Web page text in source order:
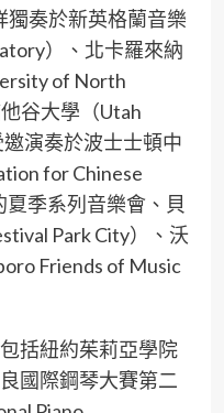
獨奏於新英格蘭音樂
）、北卡羅來納
of North
谷大學（Utah
演奏於波士士頓中
for Chinese
季系列音樂會、貝
Park City）、沃
Friends of Music
括紐約茱莉亞學院
國際鋼琴大賽第二